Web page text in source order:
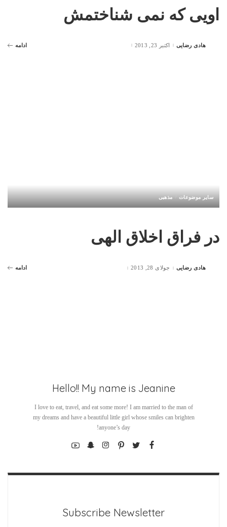
اویی که نمی شناختمش
Postedهادی رضایی اکتبر 23, 2013 ادامه
سایر موضوعات مذهبی
در فراق اخلاق الهی
Postedهادی رضایی جولای 28, 2013 ادامه
Hello!! My name is Jeanine
I love to eat, travel, and eat some more! I am married to the man of
my dreams and have a beautiful little girl whose smiles can brighten
anyone’s day!
Subscribe Newsletter